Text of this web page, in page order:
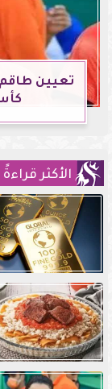
تعيين طاقم
الأكثر قراءةً